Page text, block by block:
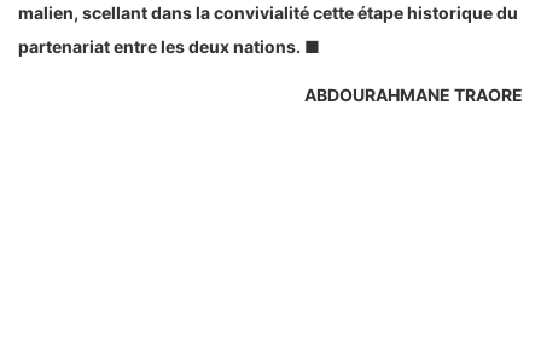
malien, scellant dans la convivialité cette étape historique du
partenariat entre les deux nations. ■
ABDOURAHMANE TRAORE